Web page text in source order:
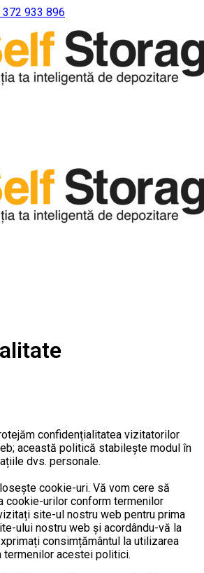
372 933 896
confidențialitatea vizitatorilor
această politică stabilește modul în
dvs. personale.
cookie-uri. Vă vom cere să
cookie-urilor conform termenilor
site-ul nostru web pentru prima
ului nostru web și acordându-vă la
consimțământul la utilizarea
acestei politici.